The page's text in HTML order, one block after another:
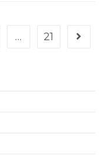
… 21